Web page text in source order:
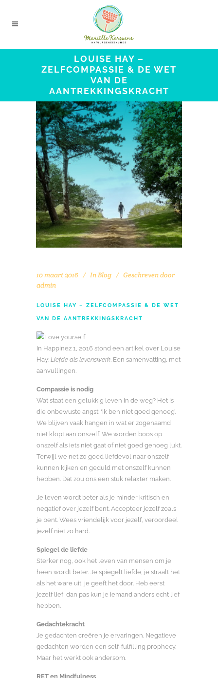
LOUISE HAY –
ZELFCOMPASSIE & DE WET
VAN DE
AANTREKKINGSKRACHT
10 maart 2016 In Blog
Geschreven door
admin
LOUISE HAY – ZELFCOMPASSIE & DE WET
VAN DE AANTREKKINGSKRACHT
In Happinez 1, 2016 stond een artikel over Louise
Hay: Liefde als levenswerk. Een samenvatting, met
aanvullingen.
Compassie is nodig
Wat staat een gelukkig leven in de weg? Het is
die onbewuste angst: ‘ik ben niet goed genoeg’.
We blijven vaak hangen in wat er zogenaamd
niet klopt aan onszelf. We worden boos op
onszelf als iets niet gaat of niet goed genoeg lukt.
Terwijl we net zo goed liefdevol naar onszelf
kunnen kijken en geduld met onszelf kunnen
hebben. Dat zou ons een stuk relaxter maken.
Je leven wordt beter als je minder kritisch en
negatief over jezelf bent. Accepteer jezelf zoals
je bent. Wees vriendelijk voor jezelf, veroordeel
jezelf niet zo hard.
Spiegel de liefde
Sterker nog, ook het leven van mensen om je
heen wordt beter. Je spiegelt liefde, je straalt het
als het ware uit, je geeft het door. Heb eerst
jezelf lief, dan pas kun je iemand anders echt lief
hebben.
Gedachtekracht
Je gedachten creëren je ervaringen. Negatieve
gedachten worden een self-fulfilling prophecy.
Maar het werkt ook andersom.
RET en Mindfulness